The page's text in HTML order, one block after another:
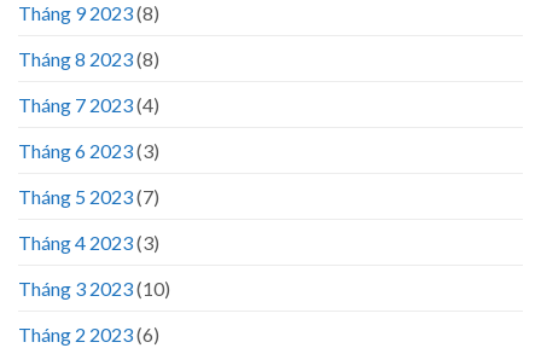
Tháng 9 2023(8)
Tháng 8 2023(8)
Tháng 7 2023(4)
Tháng 6 2023(3)
Tháng 5 2023(7)
Tháng 4 2023(3)
Tháng 3 2023(10)
Tháng 2 2023(6)